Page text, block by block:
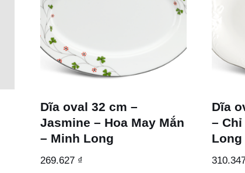
Dĩa oval 32 cm –
Jasmine – Hoa May Mắn
– Minh Long
269.627 ₫
Dĩa
–
Long